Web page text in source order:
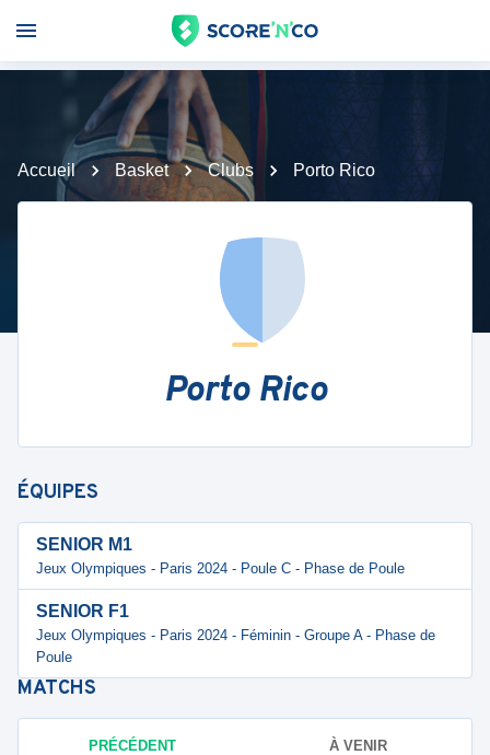
Accueil Basket Clubs Porto Rico
Porto Rico
ÉQUIPES
SENIOR M1
Jeux Olympiques - Paris 2024 - Poule C - Phase de Poule
SENIOR F1
Jeux Olympiques - Paris 2024 - Féminin - Groupe A - Phase de
Poule
MATCHS
PRÉCÉDENT À VENIR